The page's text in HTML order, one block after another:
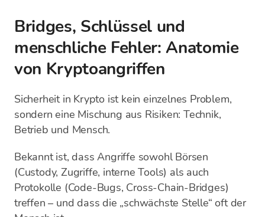
Bridges, Schlüssel und
menschliche Fehler: Anatomie
von Kryptoangriffen
Sicherheit in Krypto ist kein einzelnes Problem,
sondern eine Mischung aus Risiken: Technik,
Betrieb und Mensch.
Bekannt ist, dass Angriffe sowohl Börsen
(Custody, Zugriffe, interne Tools) als auch
Protokolle (Code-Bugs, Cross-Chain-Bridges)
treffen – und dass die „schwächste Stelle“ oft der